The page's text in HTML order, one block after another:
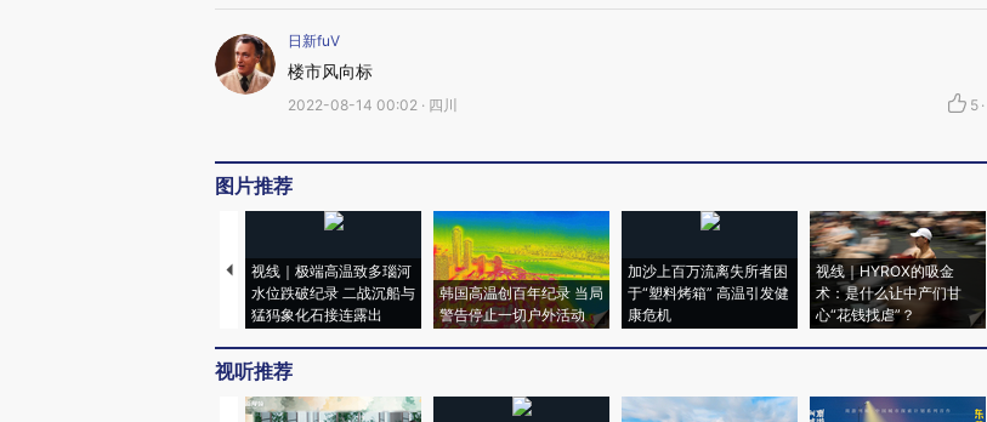
日新fuV
楼市风向标
2022-08-14 00:02 · 四川 5 ·
图片推荐
视线｜极端高温致多瑙河
水位跌破纪录 二战沉船与
猛犸象化石接连露出
韩国高温创百年纪录 当局
警告停止一切户外活动
加沙上百万流离失所者困
于“塑料烤箱” 高温引发健
康危机
视线｜HYROX的吸金
术：是什么让中产们甘
心“花钱找虐”？
视听推荐